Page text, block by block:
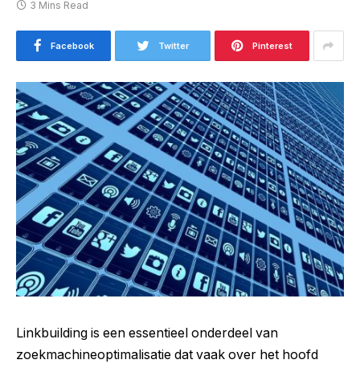
3 Mins Read
Facebook Twitter Pinterest
Linkbuilding is een essentieel onderdeel van
zoekmachineoptimalisatie dat vaak over het hoofd